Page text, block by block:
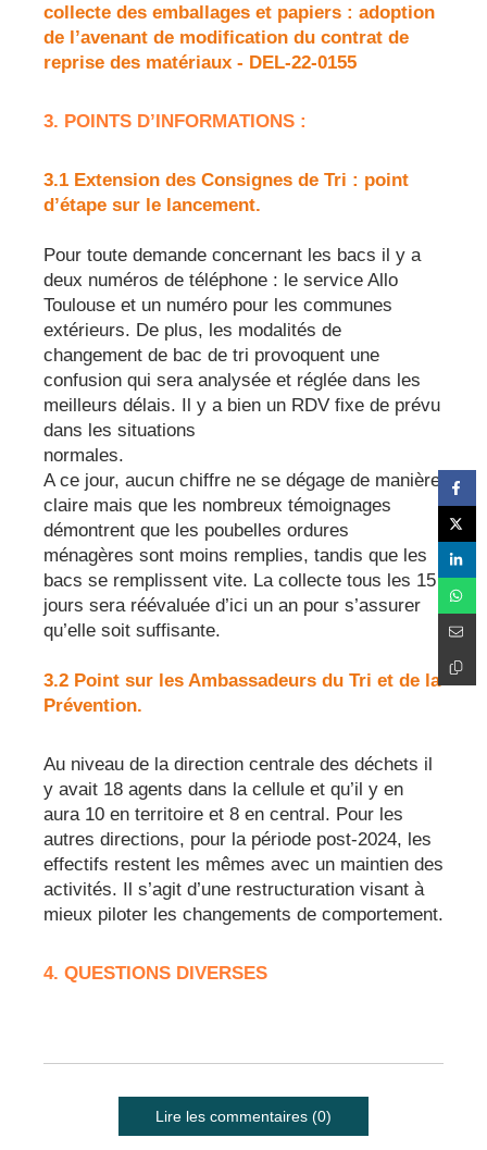
collecte des emballages et papiers : adoption
de l’avenant de modification du contrat de
reprise des matériaux - DEL-22-0155
3. POINTS D’INFORMATIONS :
3.1 Extension des Consignes de Tri : point
d’étape sur le lancement.
Pour toute demande concernant les bacs il y a
deux numéros de téléphone : le service Allo
Toulouse et un numéro pour les communes
extérieurs. De plus, les modalités de
changement de bac de tri provoquent une
confusion qui sera analysée et réglée dans les
meilleurs délais. Il y a bien un RDV fixe de prévu
dans les situations
normales.
A ce jour, aucun chiffre ne se dégage de manière
claire mais que les nombreux témoignages
démontrent que les poubelles ordures
ménagères sont moins remplies, tandis que les
bacs se remplissent vite. La collecte tous les 15
jours sera réévaluée d’ici un an pour s’assurer
qu’elle soit suffisante.
3.2 Point sur les Ambassadeurs du Tri et de la
Prévention.
Au niveau de la direction centrale des déchets il
y avait 18 agents dans la cellule et qu’il y en
aura 10 en territoire et 8 en central. Pour les
autres directions, pour la période post-2024, les
effectifs restent les mêmes avec un maintien des
activités. Il s’agit d’une restructuration visant à
mieux piloter les changements de comportement.
4. QUESTIONS DIVERSES
Lire les commentaires (0)